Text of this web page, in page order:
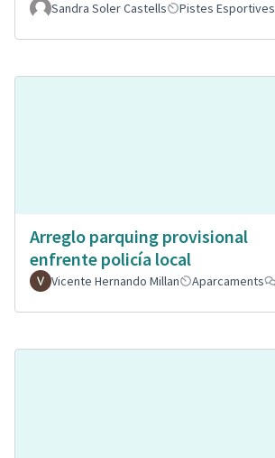
Sandra Soler Castells
Pistes Esportives
Arreglo parquing provisional
enfrente policía local
Vicente Hernando Millan Aparcaments